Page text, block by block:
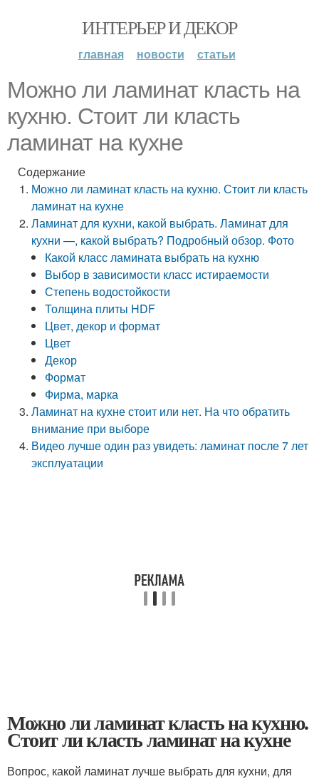
ИНТЕРЬЕР И ДЕКОР
главная новости статьи
Можно ли ламинат класть на
кухню. Стоит ли класть
ламинат на кухне
Содержание
Можно ли ламинат класть на кухню. Стоит ли класть
ламинат на кухне
Ламинат для кухни, какой выбрать. Ламинат для
кухни —, какой выбрать? Подробный обзор. Фото
Какой класс ламината выбрать на кухню
Выбор в зависимости класс истираемости
Степень водостойкости
Толщина плиты HDF
Цвет, декор и формат
Цвет
Декор
Формат
Фирма, марка
Ламинат на кухне стоит или нет. На что обратить
внимание при выборе
Видео лучше один раз увидеть: ламинат после 7 лет
эксплуатации
Можно ли ламинат класть на кухню.
Стоит ли класть ламинат на кухне
Вопрос, какой ламинат лучше выбрать для кухни, для